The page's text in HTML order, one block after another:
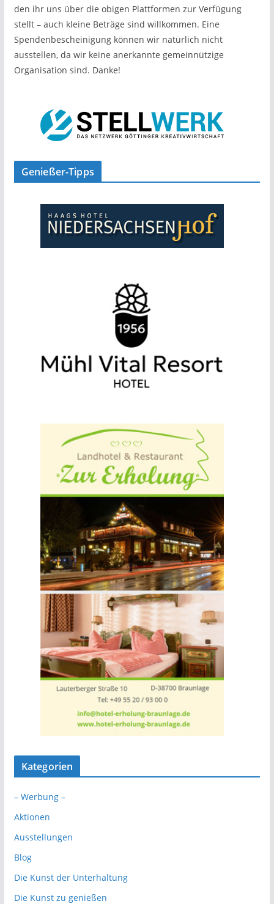
den ihr uns über die obigen Plattformen zur Verfügung
stellt – auch kleine Beträge sind willkommen. Eine
Spendenbescheinigung können wir natürlich nicht
ausstellen, da wir keine anerkannte gemeinnützige
Organisation sind. Danke!
Genießer-Tipps
Kategorien
– Werbung –
Aktionen
Ausstellungen
Blog
Die Kunst der Unterhaltung
Die Kunst zu genießen